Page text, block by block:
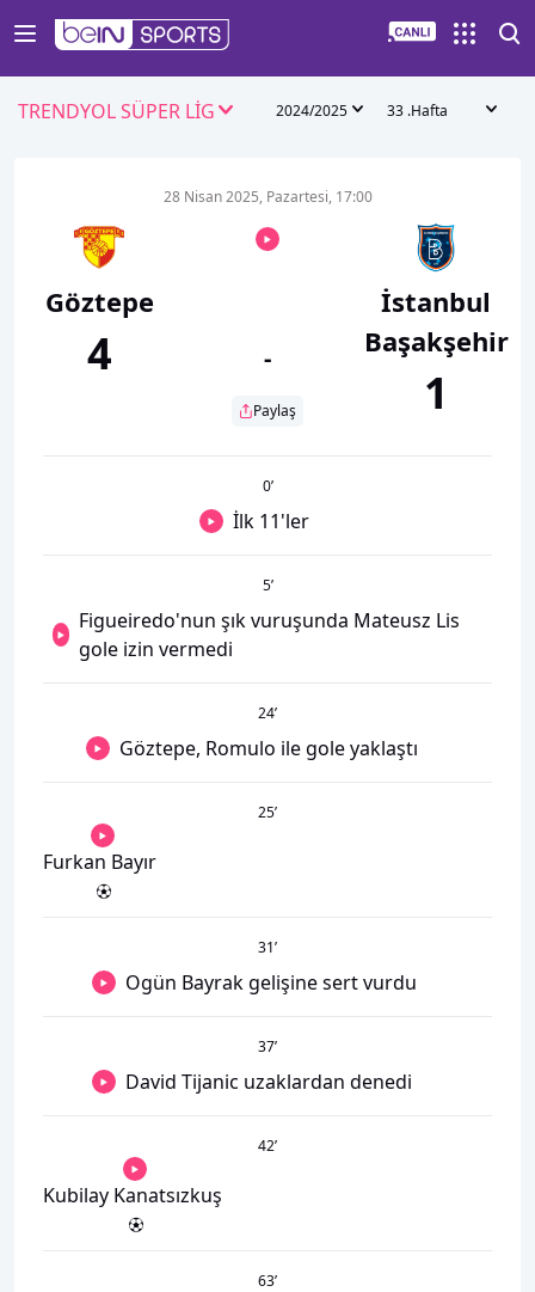
TRENDYOL SÜPER LİG 2024/2025 33 .Hafta
Göztepe
4
28 Nisan 2025, Pazartesi, 17:00
-
Paylaş
İstanbul
Başakşehir
1
0’
İlk 11'ler
5’
Figueiredo'nun şık vuruşunda Mateusz Lis
gole izin vermedi
24’
Göztepe, Romulo ile gole yaklaştı
25’
Furkan Bayır
31’
Ogün Bayrak gelişine sert vurdu
37’
David Tijanic uzaklardan denedi
42’
Kubilay Kanatsızkuş
63’